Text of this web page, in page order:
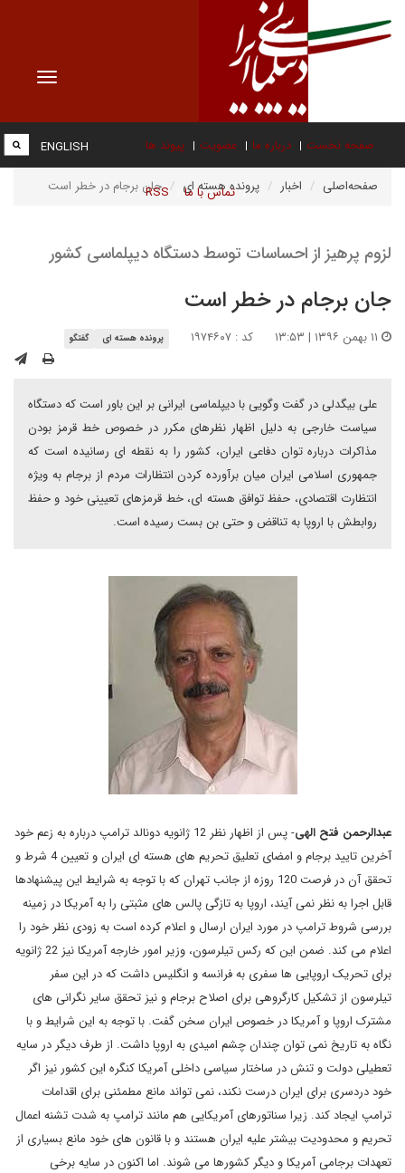
Toggle
صفحه نخست درباره ما عضویت پیوند ها
تماس با ما RSS
ENGLISH
صفحه‌اصلی اخبار پرونده هسته ای جان برجام در خطر است
لزوم پرهیز از احساسات توسط دستگاه دیپلماسی کشور
جان برجام در خطر است
کد : ۱۹۷۴۶۰۷ پرونده هسته ای گفتگو
علی بیگدلی در گفت وگویی با دیپلماسی ایرانی بر این باور است که دستگاه
سیاست خارجی به دلیل اظهار نظرهای مکرر در خصوص خط قرمز بودن
مذاکرات درباره توان دفاعی ایران، کشور را به نقطه ای رسانیده است که
جمهوری اسلامی ایران میان برآورده کردن انتظارات مردم از برجام به ویژه
انتظارت اقتصادی، حفظ توافق هسته ای، خط قرمزهای تعیینی خود و حفظ
روابطش با اروپا به تناقض و حتی بن بست رسیده است.
عبدالرحمن فتح الهی
- پس از اظهار نظر 12 ژانویه دونالد ترامپ درباره به زعم خود
آخرین تایید برجام و امضای تعلیق تحریم های هسته ای ایران و تعیین 4 شرط و
تحقق آن در فرصت 120 روزه از جانب تهران که با توجه به شرایط این پیشنهادها
قابل اجرا به نظر نمی آیند، اروپا به تازگی پالس های مثبتی را به آمریکا در زمینه
بررسی شروط ترامپ در مورد ایران ارسال و اعلام کرده است به زودی نظر خود را
اعلام می کند. ضمن این که رکس تیلرسون، وزیر امور خارجه آمریکا نیز 22 ژانویه
برای تحریک اروپایی ها سفری به فرانسه و انگلیس داشت که در این سفر
تیلرسون از تشکیل کارگروهی برای اصلاح برجام و نیز تحقق سایر نگرانی های
مشترک اروپا و آمریکا در خصوص ایران سخن گفت. با توجه به این شرایط و با
نگاه به تاریخ نمی توان چندان چشم امیدی به اروپا داشت. از طرف دیگر در سایه
تعطیلی دولت و تنش در ساختار سیاسی داخلی آمریکا کنگره این کشور نیز اگر
خود دردسری برای ایران درست نکند، نمی تواند مانع مطمئنی برای اقدامات
ترامپ ایجاد کند. زیرا سناتورهای آمریکایی هم مانند ترامپ به شدت تشنه اعمال
تحریم و محدودیت بیشتر علیه ایران هستند و با قانون های خود مانع بسیاری از
تعهدات برجامی آمریکا و دیگر کشورها می شوند. اما اکنون در سایه برخی